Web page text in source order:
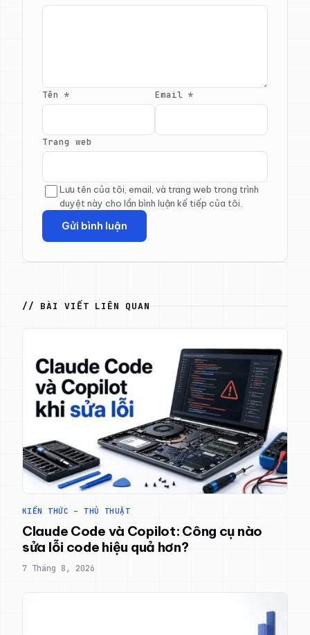
Tên * Email *
Trang web
Lưu tên của tôi, email, và trang web trong trình
duyệt này cho lần bình luận kế tiếp của tôi.
// BÀI VIẾT LIÊN QUAN
KIẾN THỨC – THỦ THUẬT
Claude Code và Copilot: Công cụ nào
sửa lỗi code hiệu quả hơn?
7 Tháng 8, 2026